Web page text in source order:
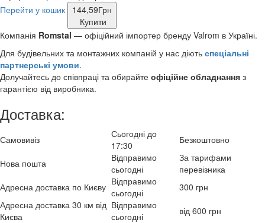
Перейти у кошик
144,59Грн
Купити
Компанія Romstal — офіційний імпортер бренду Valrom в Україні.
Для будівельних та монтажних компаній у нас діють спеціальні
партнерські умови.
Долучайтесь до співпраці та обирайте офіційне обладнання з
гарантією від виробника.
Доставка:
Самовивіз
Сьогодні до
17:30
Безкоштовно
Нова пошта
Відправимо
сьогодні
За тарифами
перевізника
Адресна доставка по Києву Відправимо
сьогодні
300 грн
Адресна доставка 30 км від
Києва
Відправимо
сьогодні
від 600 грн